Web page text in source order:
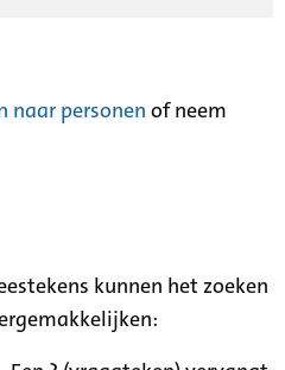
naar personen of neem
kunnen het zoeken